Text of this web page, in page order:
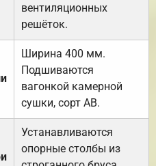
вентиляционных
решёток.
Ширина 400 мм.
Подшиваются
вагонкой камерной
сушки, сорт АВ.
Устанавливаются
опорные столбы из